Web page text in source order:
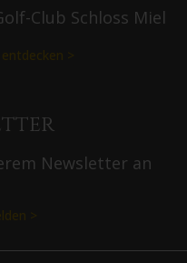
Club Schloss Miel
>
Newsletter an
>